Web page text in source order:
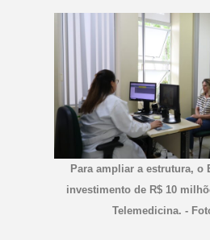
Para ampliar a estrutura, o
investimento de R$ 10
Telemedicina. -